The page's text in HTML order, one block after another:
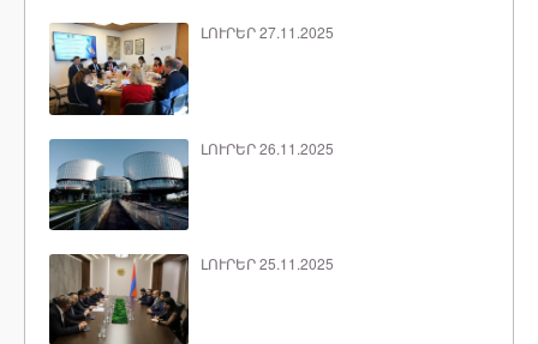
ԼՈՒՐԵՐ 27.11.2025
ԼՈՒՐԵՐ 26.11.2025
ԼՈՒՐԵՐ 25.11.2025